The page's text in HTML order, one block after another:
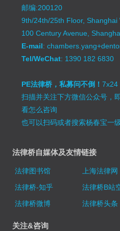
邮编:200120
9th/24th/25th Floor, Shanghai
100 Century Avenue,
E-mail:
Tel/WeChat: 1390 182 6830
PE法律桥，私募问不倒！7x24
扫描并关注下方微信公众号，
看怎么咨询
也可以扫码或者搜索杨春宝一
法律桥自媒体及友情链接
法律图书馆 上海法律网
法律桥-知乎
法律桥B站
法律桥微博
法律桥头条
关注&咨询